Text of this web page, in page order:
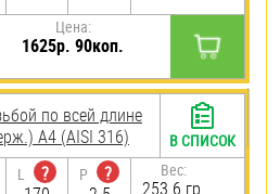
Цена:
1625р. 90коп.
по всей длине
A4 (AISI 316)
L
?
P
?
Вес:
253.6 гр.
В СПИСОК